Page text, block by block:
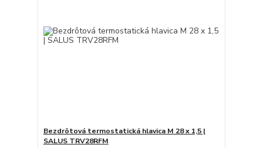
Bezdrôtová termostatická hlavica M 28 x 1,5 |
SALUS TRV28RFM